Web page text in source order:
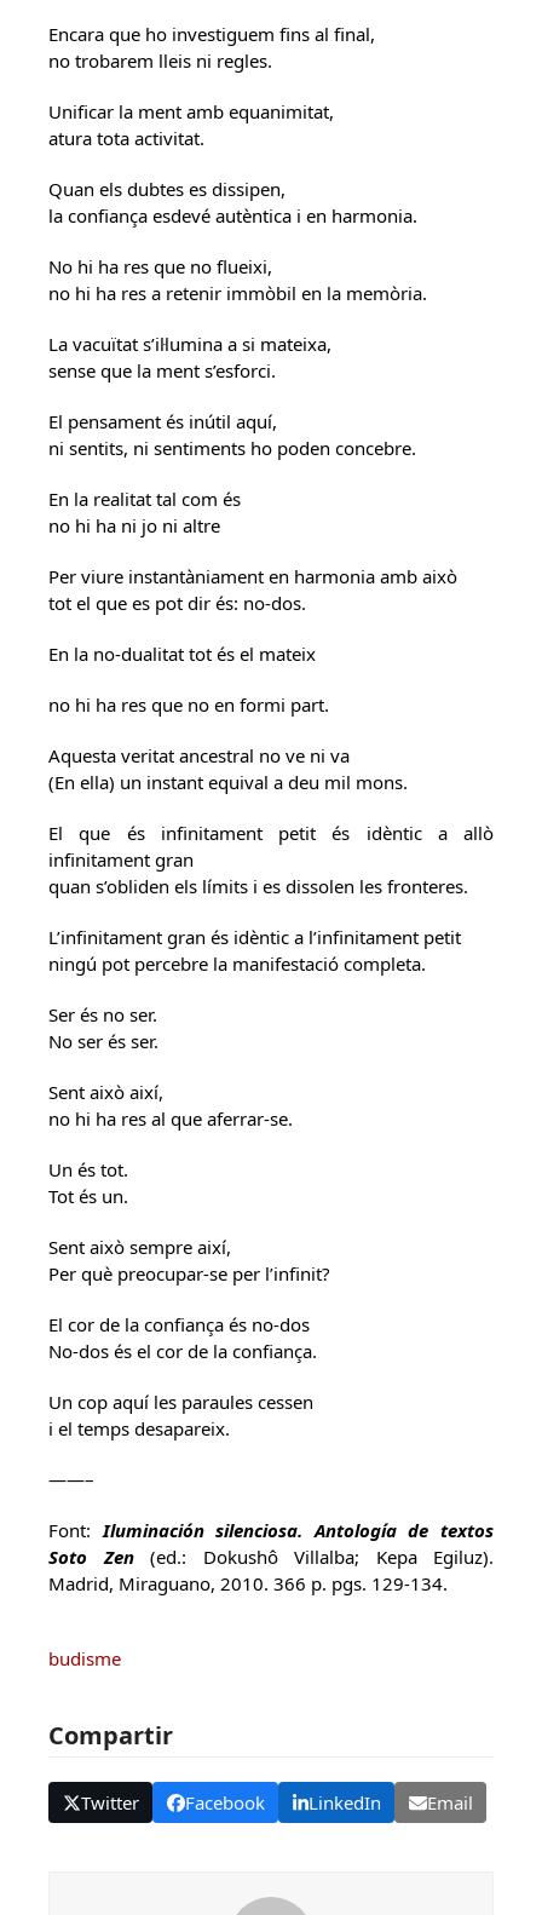
Encara que ho investiguem fins al final,
no trobarem lleis ni regles.
Unificar la ment amb equanimitat,
atura tota activitat.
Quan els dubtes es dissipen,
la confiança esdevé autèntica i en harmonia.
No hi ha res que no flueixi,
no hi ha res a retenir immòbil en la memòria.
La vacuïtat s’il·lumina a si mateixa,
sense que la ment s’esforci.
El pensament és inútil aquí,
ni sentits, ni sentiments ho poden concebre.
En la realitat tal com és
no hi ha ni jo ni altre
Per viure instantàniament en harmonia amb això
tot el que es pot dir és: no-dos.
En la no-dualitat tot és el mateix
no hi ha res que no en formi part.
Aquesta veritat ancestral no ve ni va
(En ella) un instant equival a deu mil mons.
El que és infinitament petit és idèntic a allò
infinitament gran
quan s’obliden els límits i es dissolen les fronteres.
L’infinitament gran és idèntic a l’infinitament petit
ningú pot percebre la manifestació completa.
Ser és no ser.
No ser és ser.
Sent això així,
no hi ha res al que aferrar-se.
Un és tot.
Tot és un.
Sent això sempre així,
Per què preocupar-se per l’infinit?
El cor de la confiança és no-dos
No-dos és el cor de la confiança.
Un cop aquí les paraules cessen
i el temps desapareix.
——–
Font:Iluminación silenciosa. Antología de textos
Soto Zen(ed.: Dokushô Villalba; Kepa Egiluz).
Madrid, Miraguano, 2010. 366 p. pgs. 129-134.
budisme
Compartir
Twitter Facebook LinkedIn Email